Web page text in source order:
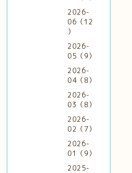
2026-
06（12
）
2026-
05（9）
2026-
04（8）
2026-
03（8）
2026-
02（7）
2026-
01（9）
2025-